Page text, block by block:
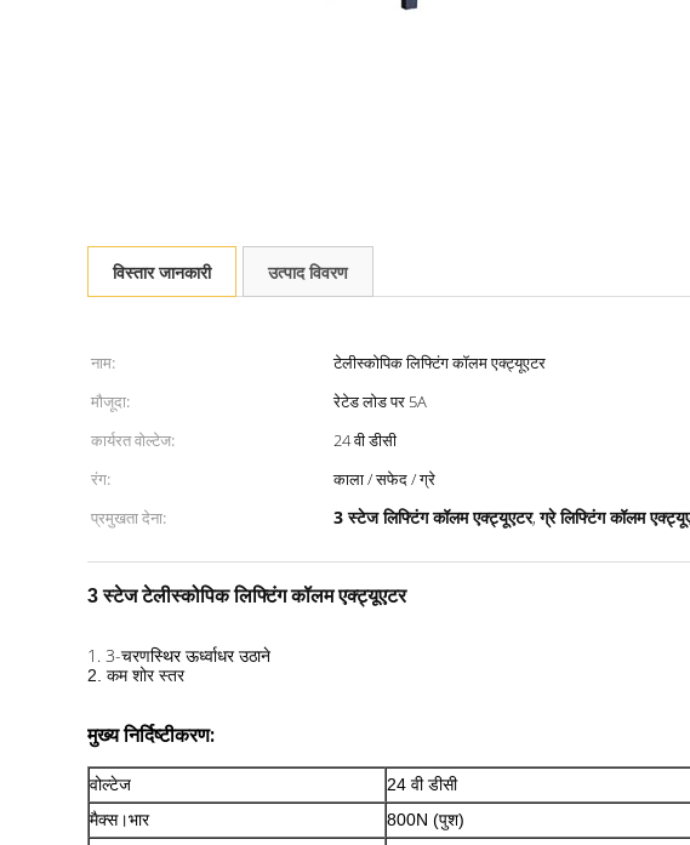
विस्तार जानकारी उत्पाद विवरण
नाम: टेलीस्कोपिक लिफ्टिंग कॉलम एक्ट्यूएटर
मौजूदा:
रेटेड लोड पर 5A
कार्यरत वोल्टेज:
24 वी डीसी
रंग:
काला / सफेद / ग्रे
प्रमुखता देना:
3 स्टेज लिफ्टिंग कॉलम एक्ट्यूएटर,ग्रे लिफ्टिंग कॉलम
3 स्टेज टेलीस्कोपिक लिफ्टिंग कॉलम एक्ट्यूएटर
1. 3-चरणस्थिर ऊर्ध्वाधर उठाने
2. कम शोर स्तर
मुख्य निर्दिष्टीकरण:
वोल्टेज
24 वी डीसी
मैक्स।भार
800N (पुश)